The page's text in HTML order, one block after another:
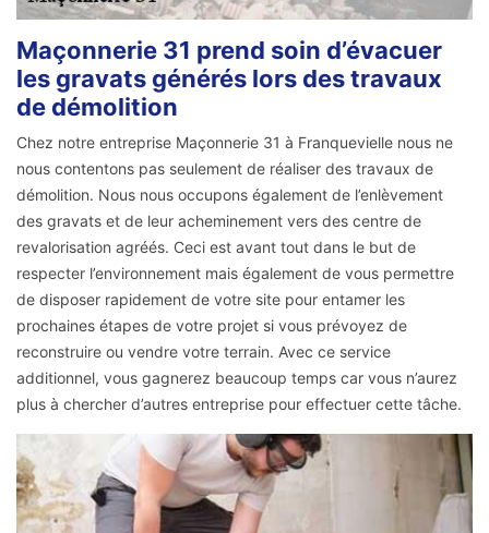
Maçonnerie 31 prend soin d’évacuer
les gravats générés lors des travaux
de démolition
Chez notre entreprise Maçonnerie 31 à Franquevielle nous ne
nous contentons pas seulement de réaliser des travaux de
démolition. Nous nous occupons également de l’enlèvement
des gravats et de leur acheminement vers des centre de
revalorisation agréés. Ceci est avant tout dans le but de
respecter l’environnement mais également de vous permettre
de disposer rapidement de votre site pour entamer les
prochaines étapes de votre projet si vous prévoyez de
reconstruire ou vendre votre terrain. Avec ce service
additionnel, vous gagnerez beaucoup temps car vous n’aurez
plus à chercher d’autres entreprise pour effectuer cette tâche.